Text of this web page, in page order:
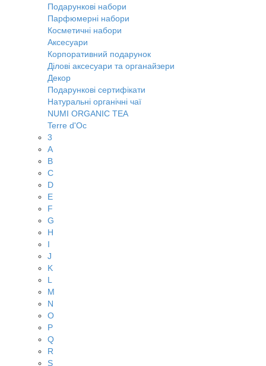
Подарункові набори
Парфюмерні набори
Косметичні набори
Аксесуари
Корпоративний подарунок
Ділові аксесуари та органайзери
Декор
Подарункові сертифікати
Натуральні органічні чаї
NUMI ORGANIC TEA
Terre d'Oc
3
A
B
C
D
E
F
G
H
I
J
K
L
M
N
O
P
Q
R
S